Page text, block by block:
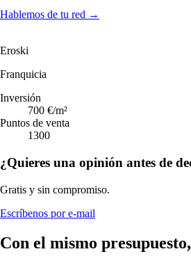
Hablemos de tu red →
Eroski
Franquicia
Inversión
700 €/m²
Puntos de venta
1300
¿Quieres una opinión antes de
Gratis y sin compromiso.
Escríbenos por e-mail
Con el mismo